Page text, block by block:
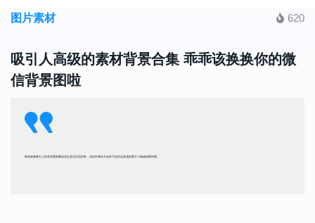
图片素材 620
吸引人高级的素材背景合集 乖乖该换换你的微
信背景图啦
既然能够吸引人的背景图那颜值肯定是没话说的呀，这组好看的又超有气质的温柔感的图片小编超级爱的哦。